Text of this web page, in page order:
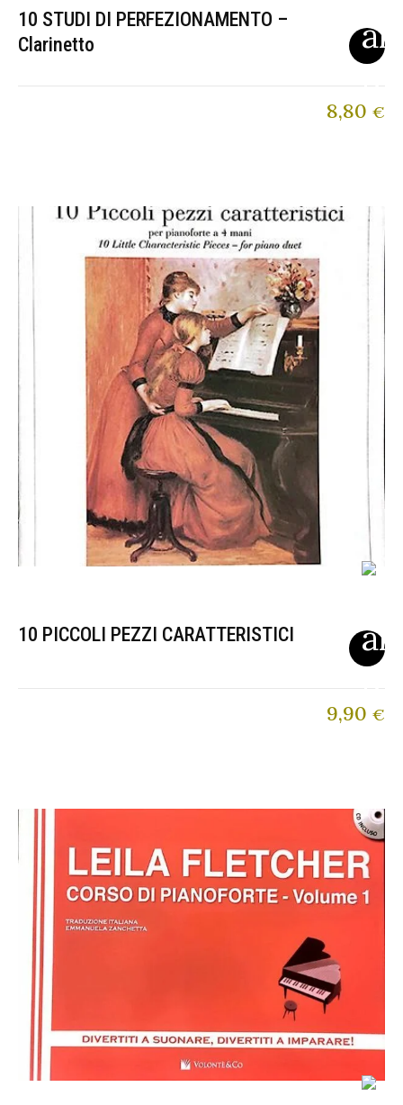
10 STUDI DI PERFEZIONAMENTO –
Clarinetto
8,80 €
10 PICCOLI PEZZI CARATTERISTICI
9,90 €